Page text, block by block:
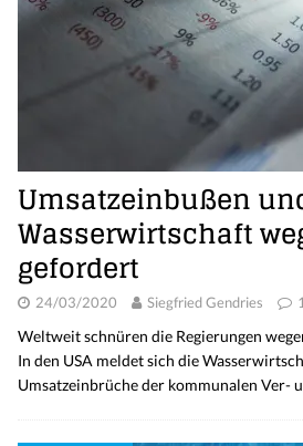
Umsatzeinbußen
Wasserwirtschaft
gefordert
24/03/2020 Siegfried Gendries 1
Weltweit schnüren die Regierungen
In den USA meldet sich die
Umsatzeinbrüche der kommunalen Ver-